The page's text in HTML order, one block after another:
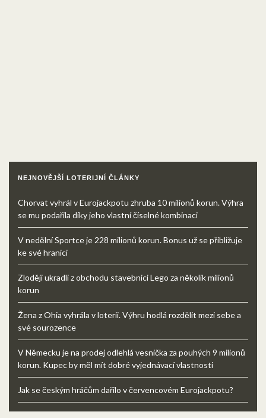
NEJNOVĚJŠÍ LOTERIJNÍ ČLÁNKY
Chorvat vyhrál v Eurojackpotu zhruba 10 milionů korun. Výhra
se mu podařila díky jeho vlastní číselné kombinaci
V nedělní Sportce je 228 milionů korun. Bonus už se přibližuje
ke své hranici
Zloději ukradli z obchodu stavebnici Lego za několik milionů
korun
Žena z Ohia vyhrála v loterii. Výhru hodlá rozdělit mezi sebe a
své sourozence
V Německu je na prodej odlehlá vesnička za pouhých 9 milionů
korun. Kupec by měl mít dobré vyjednávací vlastnosti
Jak se českým hráčům dařilo v červencovém Eurojackpotu?